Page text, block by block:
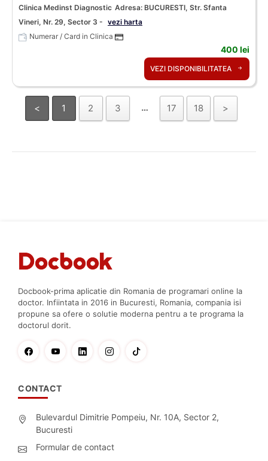
Clinica Medinst Diagnostic Adresa: BUCURESTI, Str. Sfanta
Vineri, Nr. 29, Sector 3 - vezi harta
Numerar / Card in Clinica
400 lei
VEZI DISPONIBILITATEA
< 1 2 3 … 17 18 >
Docbook-prima aplicatie din Romania de programari online la
doctor. Infiintata in 2016 in Bucuresti, Romania, compania isi
propune sa ofere o solutie moderna pentru a te programa la
doctorul dorit.
CONTACT
Bulevardul Dimitrie Pompeiu, Nr. 10A, Sector 2,
Bucuresti
Formular de contact